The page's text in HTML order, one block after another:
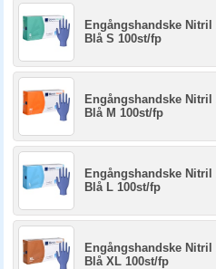
Engångshandske
Blå S 100st/fp
Engångshandske
Blå M 100st/fp
Engångshandske
Blå L 100st/fp
Engångshandske
Blå XL 100st/fp